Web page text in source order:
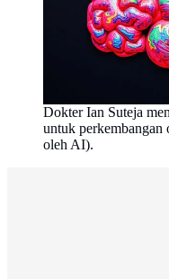
Dokter Ian Suteja
untuk perkembangan
oleh AI).